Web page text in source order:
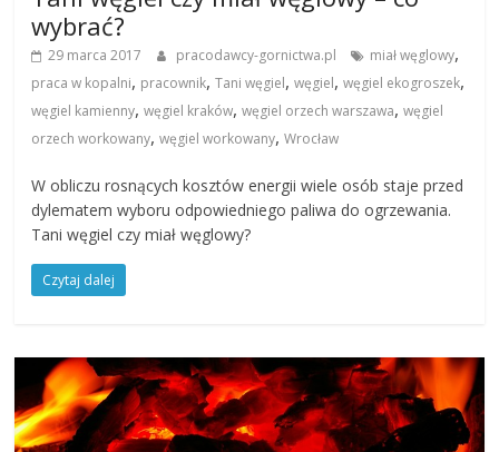
wybrać?
29 marca 2017 pracodawcy-gornictwa.pl miał węglowy,
praca w kopalni, pracownik,Tani węgiel,węgiel,węgiel ekogroszek,
węgiel kamienny,węgiel kraków,węgiel orzech warszawa,węgiel
orzech workowany,węgiel workowany,Wrocław
W obliczu rosnących kosztów energii wiele osób staje przed
dylematem wyboru odpowiedniego paliwa do ogrzewania.
Tani węgiel czy miał węglowy?
Czytaj dalej